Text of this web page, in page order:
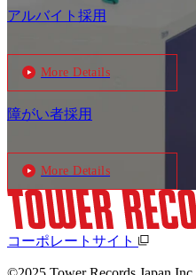
アルバイト採用
More Details
障がい者採用
More Details
コーポレートサイト